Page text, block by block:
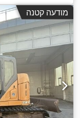
מודעה קטנה